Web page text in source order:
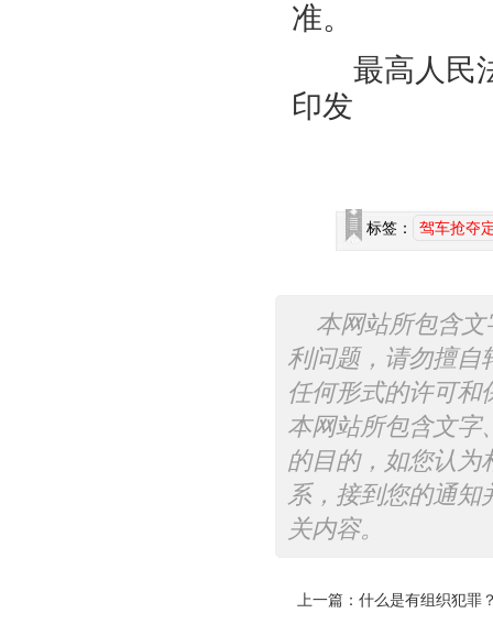
准。
最高人民法
印发
标签： 驾车抢夺
本网站所包含
利问题，请勿擅自
任何形式的许可和
本网站所包含文字
的目的，如您认为
系，接到您的通知
关内容。
上一篇： 什么是有组织犯罪